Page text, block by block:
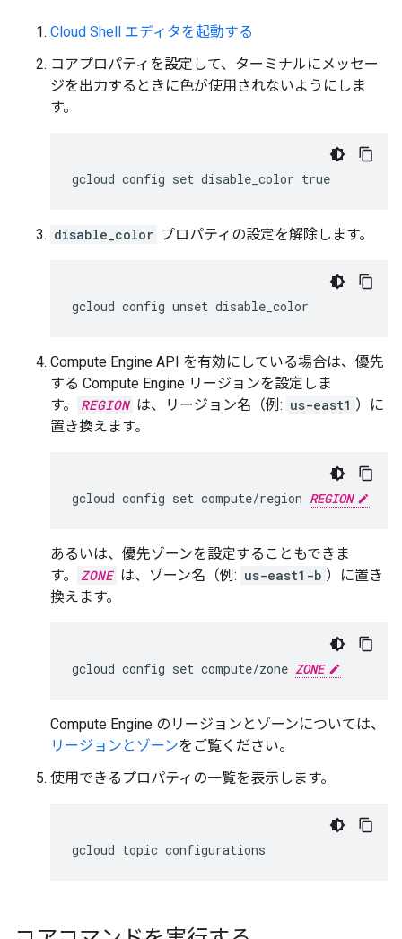
Cloud Shell エディタを起動する
コアプロパティを設定して、ターミナルにメッセー
ジを出力するときに色が使用されないようにしま
す。
disable_color プロパティの設定を解除します。
Compute Engine API を有効にしている場合は、優先
する Compute Engine リージョンを設定しま
す。
REGION は、リージョン名（例: us-east1 ）に
置き換えます。
gcloud config set compute/region REGION
あるいは、優先ゾーンを設定することもできま
す。
ZONE は、ゾーン名（例: us-east1-b ）に置き
換えます。
gcloud config set compute/zone ZONE
Compute Engine のリージョンとゾーンについては、
リージョンとゾーンをご覧ください。
使用できるプロパティの一覧を表示します。